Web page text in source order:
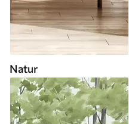
Natur